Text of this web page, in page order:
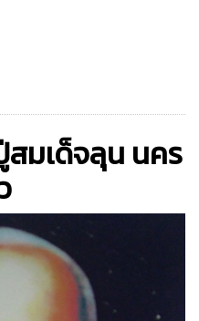
มเด็จลุน นคร